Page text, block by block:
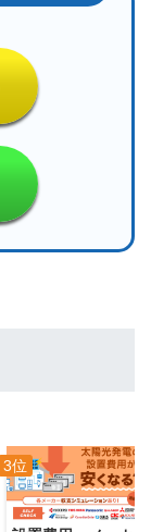
3位